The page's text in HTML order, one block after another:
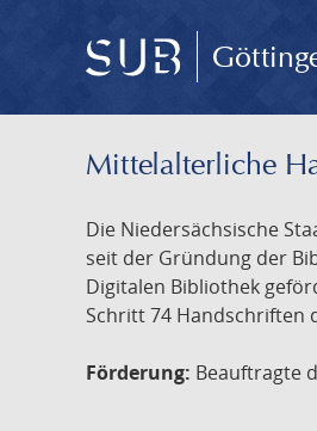
Mittelalterliche
Die Niedersächsische
seit der Gründung der
Digitalen Bibliothek
Schritt 74 Handschriften
Förderung: Beauftragte